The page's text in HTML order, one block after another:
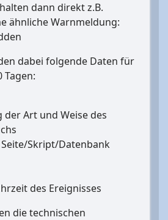
dann direkt z.B.
ähnliche Warnmeldung:
dabei folgende Daten für
Tagen:
der Art und Weise des
Skript/Datenbank
des Ereignisses
die technischen